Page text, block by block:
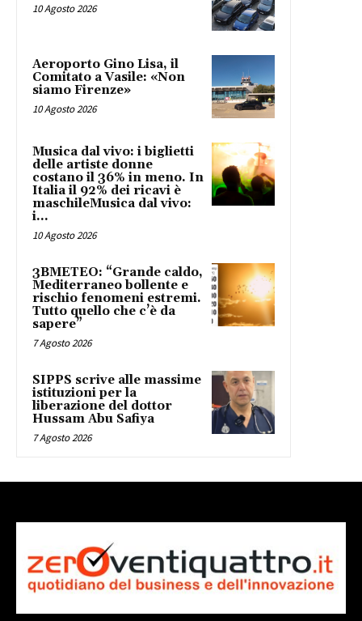
10 Agosto 2026
Aeroporto Gino Lisa, il
Comitato a Vasile: «Non
siamo Firenze»
10 Agosto 2026
Musica dal vivo: i biglietti
delle artiste donne
costano il 36% in meno. In
Italia il 92% dei ricavi è
maschileMusica dal vivo:
i...
10 Agosto 2026
3BMETEO: “Grande caldo,
Mediterraneo bollente e
rischio fenomeni estremi.
Tutto quello che c’è da
sapere”
7 Agosto 2026
SIPPS scrive alle massime
istituzioni per la
liberazione del dottor
Hussam Abu Safiya
7 Agosto 2026